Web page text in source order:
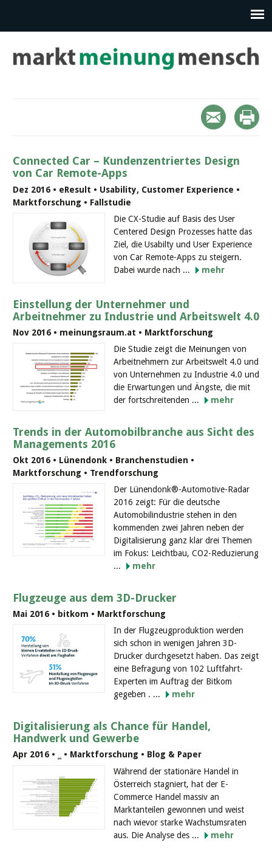
Connected Car – Kundenzentriertes Design
von Car Remote-Apps
Dez 2016 • eResult • Usability, Customer Experience •
Marktforschung • Fallstudie
Die CX-Studie auf Basis des User
Centered Design Prozesses hatte das
Ziel, die Usabilty und User Experience
von Car Remote-Apps zu steigern.
Dabei wurde nach ...
mehr
Einstellung der Unternehmer und
Arbeitnehmer zu Industrie und Arbeitswelt 4.0
Nov 2016 • meinungsraum.at • Marktforschung
Die Studie zeigt die Meinungen von
Arbeitnehmern zur Arbeitswelt 4.0 und
von Unternehmen zu Industrie 4.0 und
die Erwartungen und Ängste, die mit
der fortschreitenden ...
mehr
Trends in der Automobilbranche aus Sicht des
Managements 2016
Okt 2016 • Lünendonk • Branchenstudien •
Marktforschung • Trendforschung
Der Lünendonk®-Automotive-Radar
2016 zeigt: Für die deutsche
Automobilindustrie stehen in den
kommenden zwei Jahren neben der
Digitalisierung ganz klar drei Themen
im Fokus: Leichtbau, CO2-Reduzierung
...
mehr
Flugzeuge aus dem 3D-Drucker
Mai 2016 • bitkom • Marktforschung
In der Flugzeugproduktion werden
sich schon in wenigen Jahren 3D-
Drucker durchgesetzt haben. Das zeigt
eine Befragung von 102 Luftfahrt-
Experten im Auftrag der Bitkom
gegeben . ...
mehr
Digitalisierung als Chance für Handel,
Handwerk und Gewerbe
Apr 2016 •
• Marktforschung • Blog & Paper
Während der stationäre Handel in
Österreich stagniert, hat der E-
Commerce Handel massiv an
Marktanteilen gewonnen und weist
nach wievor starke Wachstumsraten
aus. Die Analyse des ...
mehr